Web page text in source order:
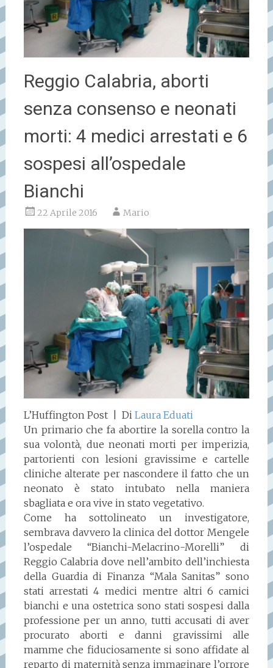
Reggio Calabria, aborti
senza consenso e neonati
morti: 4 medici arrestati e 6
sospesi all’ospedale
Bianchi
22 Aprile 2016 Mario
L’Huffington Post | Di Laura Eduati
Un primario che fa abortire la sorella contro la
sua volontà, due neonati morti per imperizia,
partorienti con lesioni gravissime e cartelle
cliniche alterate per nascondere il fatto che un
neonato è stato intubato nella maniera
sbagliata e ora vive in stato vegetativo.
Come ha sottolineato un investigatore,
sembrava davvero la clinica del dottor Mengele
l’ospedale “Bianchi-Melacrino-Morelli” di
Reggio Calabria dove nell’ambito dell’inchiesta
della Guardia di Finanza “Mala Sanitas” sono
stati arrestati 4 medici mentre altri 6 camici
bianchi e una ostetrica sono stati sospesi dalla
professione per un anno, tutti accusati di aver
procurato aborti e danni gravissimi alle
mamme che fiduciosamente si sono affidate al
reparto di maternità senza immaginare l’orrore